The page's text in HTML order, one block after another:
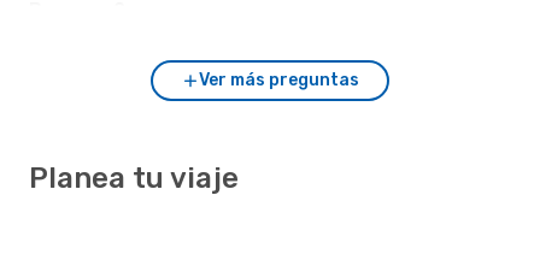
Ver más preguntas
Planea tu viaje